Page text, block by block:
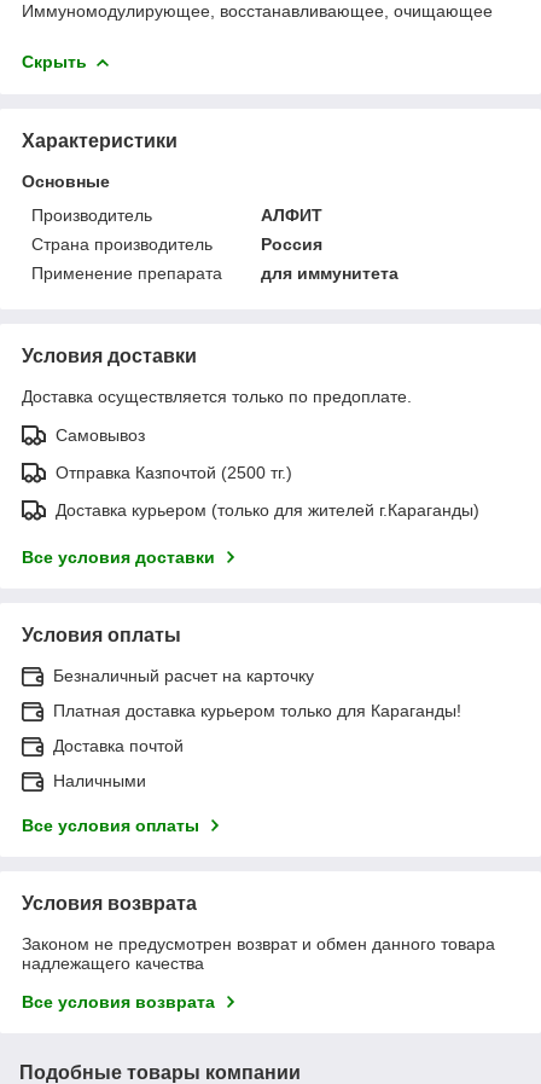
Иммуномодулирующее, восстанавливающее, очищающее
Скрыть
Характеристики
Основные
Производитель
АЛФИТ
Страна производитель
Россия
Применение препарата
для иммунитета
Условия доставки
Доставка осуществляется только по предоплате.
Самовывоз
Отправка Казпочтой (2500 тг.)
Доставка курьером (только для жителей г.Караганды)
Все условия доставки
Условия оплаты
Безналичный расчет на карточку
Платная доставка курьером только для Караганды!
Доставка почтой
Наличными
Все условия оплаты
Условия возврата
Законом не предусмотрен возврат и обмен данного товара
надлежащего качества
Все условия возврата
Подобные товары компании